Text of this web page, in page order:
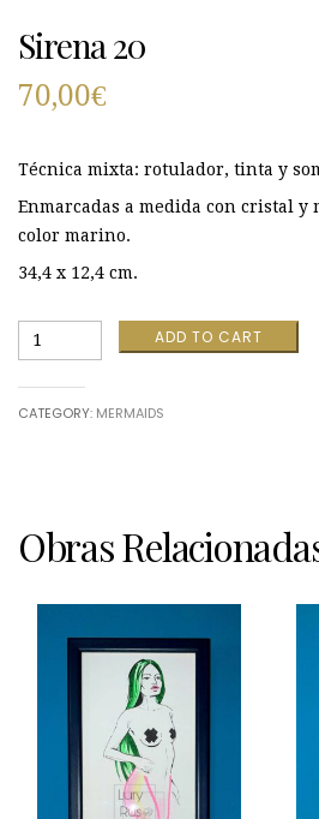
Sirena 20
70,00€
Técnica mixta: rotulador, tinta y
Enmarcadas a medida con cristal y
color marino.
34,4 x 12,4 cm.
Sirena
ADD TO CART
CATEGORY: MERMAIDS
Obras